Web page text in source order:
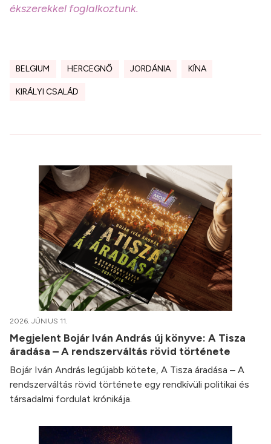
ékszerekkel foglalkoztunk.
BELGIUM HERCEGNŐ JORDÁNIA KÍNA
KIRÁLYI CSALÁD
2026. JÚNIUS 11.
Megjelent Bojár Iván András új könyve: A Tisza
áradása – A rendszerváltás rövid története
Bojár Iván András legújabb kötete, A Tisza áradása – A
rendszerváltás rövid története egy rendkívüli politikai és
társadalmi fordulat krónikája.